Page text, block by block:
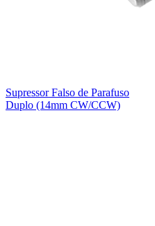
Supressor Falso de Parafuso
Duplo (14mm CW/CCW)